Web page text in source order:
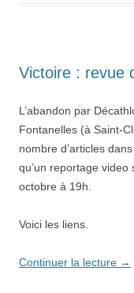
Victoire : revue
L’abandon par
Fontanelles (à Saint-
nombre d’articles
qu’un reportage
octobre à 19h.
Voici les liens.
Continuer la lecture →